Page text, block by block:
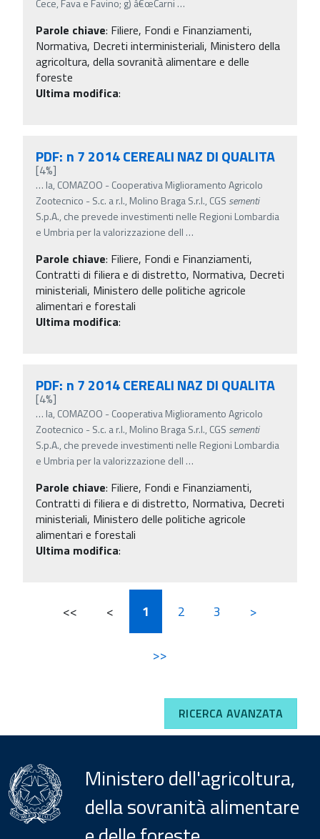
Cece, Fava e Favino; g) â€œCarni …
Parole chiave: Filiere, Fondi e Finanziamenti,
Normativa, Decreti interministeriali, Ministero della
agricoltura, della sovranità alimentare e delle
foreste
Ultima modifica:
PDF: n 7 2014 CEREALI NAZ DI QUALITA
[4%]
… la, COMAZOO - Cooperativa Miglioramento Agricolo
Zootecnico - S.c. a r.l., Molino Braga S.r.l., CGS sementi
S.p.A., che prevede investimenti nelle Regioni Lombardia
e Umbria per la valorizzazione dell …
Parole chiave: Filiere, Fondi e Finanziamenti,
Contratti di filiera e di distretto, Normativa, Decreti
ministeriali, Ministero delle politiche agricole
alimentari e forestali
Ultima modifica:
PDF: n 7 2014 CEREALI NAZ DI QUALITA
[4%]
… la, COMAZOO - Cooperativa Miglioramento Agricolo
Zootecnico - S.c. a r.l., Molino Braga S.r.l., CGS sementi
S.p.A., che prevede investimenti nelle Regioni Lombardia
e Umbria per la valorizzazione dell …
Parole chiave: Filiere, Fondi e Finanziamenti,
Contratti di filiera e di distretto, Normativa, Decreti
ministeriali, Ministero delle politiche agricole
alimentari e forestali
Ultima modifica:
<< < 1 2 3 >
>>
RICERCA AVANZATA
Ministero dell'agricoltura,
della sovranità alimentare